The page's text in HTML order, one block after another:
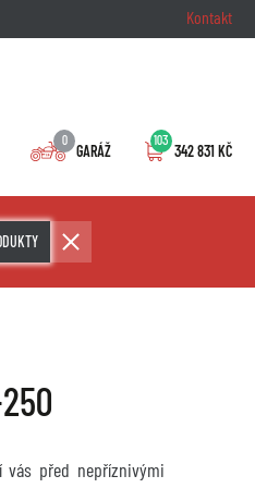
Kontakt
0
GARÁŽ
103
342 831 KČ
vás před nepříznivými